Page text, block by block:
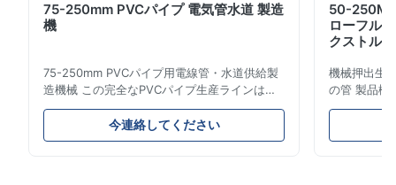
75-250mm PVCパイプ 電気管水道 製造
機
75-250mm PVCパイプ用電線管・水道供給製
造機械 この完全なPVCパイプ生産ラインは、
直径16mmから800mmまでの高品質
PVC/UPVCパイプを製造します。このシステ
ムは、さまざまな直径と肉厚仕様の電線管、水
今連絡してください
50-
ローフル
クストル
機械押出生
の管 製品概
燃料ガスお
械的強度、